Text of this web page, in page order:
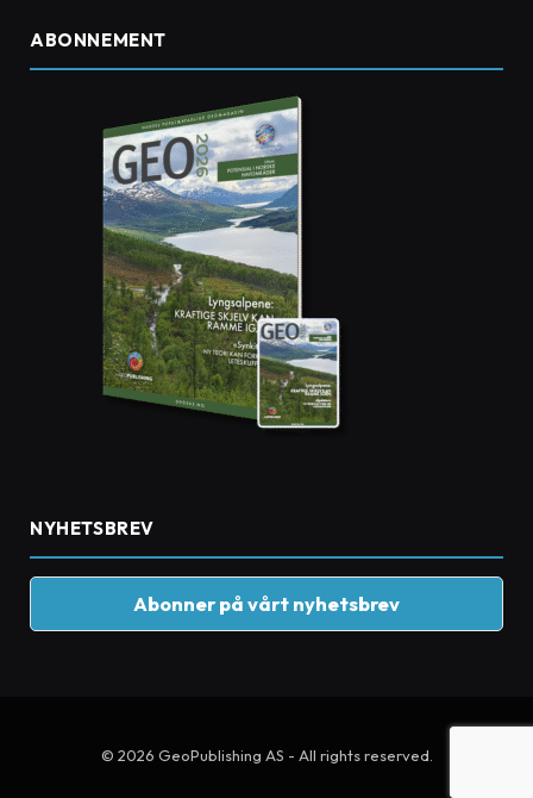
ABONNEMENT
NYHETSBREV
Abonner på vårt nyhetsbrev
© 2026 GeoPublishing AS - All rights reserved.